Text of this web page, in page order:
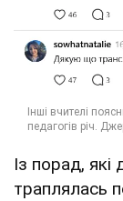
Із порад,
траплялась